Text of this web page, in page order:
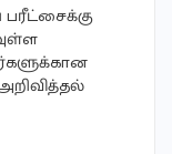
பரீட்சைக்கு